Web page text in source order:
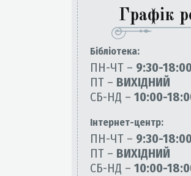
Графік
Бiблiотека:
ПН-ЧТ – 9:30-
ПТ – ВИХІДНИЙ
СБ-НД – 10:00-
Інтернет-центр:
ПН-ЧТ – 9:30-
ПТ – ВИХІДНИЙ
СБ-НД – 10:00-